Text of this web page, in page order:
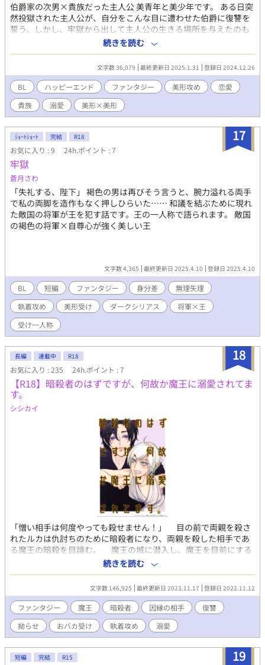
伯爵家の次男×貴族だった主人公 美青年と美少年です。 ある日突
然投獄された主人公が、自分をこんな目に遭わせた伯爵に復讐を
誓う。しかし、牢獄から出して主人公の生きる場所を与えたのも
伯爵家だった。主人公がそこで世間を学んで成長していく話。 ⭐︎
ムーンライトノベルズ様にも投稿しています ⭐︎R18の場面は※を入
れています いいねやお気に入り、しおりを挟んでいただいてあり
がとうございます。
続きを読む
文字数 36,079 最終更新日 2025.1.31 登録日 2024.12.26
BL ハッピーエンド ファンタジー 美形攻め
恋愛
貴族
溺愛 美形×美形
17
ｼｮｰﾄｼｮｰﾄ 完結 R18
お気に入り : 9 24h.ポイント : 7
牢獄
蒼月さわ
「失礼する、陛下」 褐色の男は再びそう言うと、腕力溢れる両手
で私の両脚を造作もなく押しひらいた…… 和議を結ぶために現れ
た敵国の将軍が王を犯す話です。王の一人称で語られます。 敵国
の褐色の将軍×自尊心が強く美しい王
文字数 4,365 最終更新日 2025.4.10 登録日 2025.4.10
BL 短編 ファンタジー 身分差
無理矢理
執着攻め
美形受け ダークシリアス
将軍×王
受け一人称
18
長編 連載中 R18
お気に入り : 235 24h.ポイント : 7
【R18】暗殺者のはずですが、何故か魔王に溺愛されてま
す。
シシカイ
「憎い相手は何度やっても殺せません！」 目の前で両親を殺さ
れたルカは仇討ちのために暗殺者になり、両親を殺した相手であ
る魔王の暗殺を目論む。 魔王の城に潜入し、魔王を目前にする
が、あっさり捕まってしまうルカ。 牢獄に押し込められ、拷問
からの処刑コースを覚悟したのも束の間、何故か魔王から溺愛さ
れる。 あまりの溺愛にいつしかルカも絆されはじめ、魔王を愛
するように…… スパダリ風美形執着魔王×その掌でコロコロ転が
されるツンバカ復讐者の甘々溺愛、時々お仕置きセックス(？)フ
ァンタジー。 残酷な表現有り。 Ｒ18描写の入るところには※が付
きます。 お気に入り、しおりありがとうございます。励みになり
ます。 2025.7.29追記：更新再開に向けて加筆訂正始めました。
続きを読む
文字数 146,925 最終更新日 2023.11.17 登録日 2022.11.12
ファンタジー 魔王 暗殺者 因縁の相手
復讐
拗らせ
おバカ受け 執着攻め 溺愛
19
短編 完結 R15